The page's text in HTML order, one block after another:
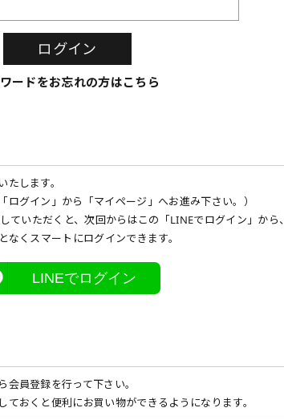
ードをお忘れの方はこちら
します。
ログイン」から「マイページ」へお進み下さい。）
ていただくと、次回からはこの「LINEでログイン」から、
くスマートにログインできます。
LINEでログイン
員登録を行って下さい。
おくと便利にお買い物ができるようになります。